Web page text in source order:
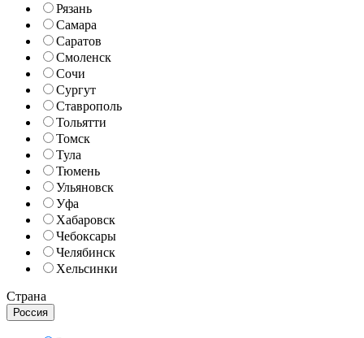
Рязань
Самара
Саратов
Смоленск
Сочи
Сургут
Ставрополь
Тольятти
Томск
Тула
Тюмень
Ульяновск
Уфа
Хабаровск
Чебоксары
Челябинск
Хельсинки
Страна
Россия